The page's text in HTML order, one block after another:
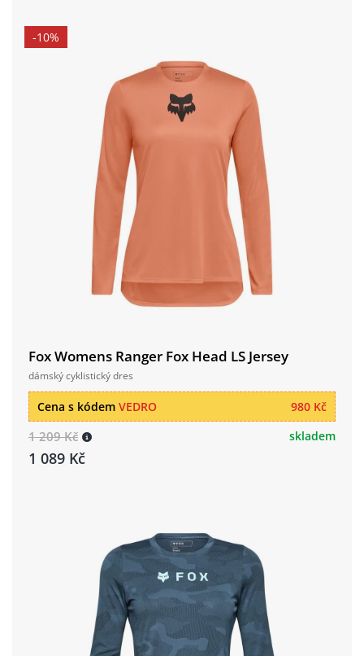
-10%
Fox Womens Ranger Fox Head LS Jersey
dámský cyklistický dres
980 Kč
Cena s kódem VEDRO
1 209 Kč
1 089 Kč
skladem